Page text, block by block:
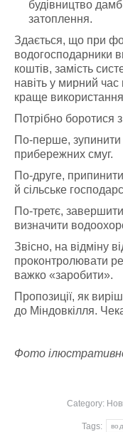
будівництво
затоплення.
Здається, що при
водогосподарники
коштів, замість
навіть у мирний
краще
Потрібно боротися
По-перше, зупинити
прибережних смуг.
По-друге,
й сільське
По-третє,
визначити
Звісно, на відміну
проконтролювати
важко «заробити».
Пропозиції, як
до Міндовкілля.
Фото
Category:
Tags: